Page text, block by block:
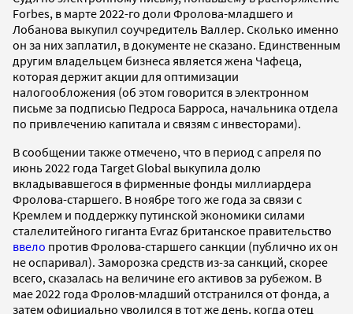
Forbes, в марте 2022-го доли Фролова-младшего и
Лобанова выкупил соучредитель Валлер. Сколько именно
он за них заплатил, в документе не сказано. Единственным
другим владельцем бизнеса является жена Чафеца,
которая держит акции для оптимизации
налогообложения (об этом говорится в электронном
письме за подписью Педроса Барроса, начальника отдела
по привлечению капитала и связям с инвесторами).
В сообщении также отмечено, что в период с апреля по
июнь 2022 года Target Global выкупила долю
вкладывавшегося в фирменные фонды миллиардера
Фролова-старшего. В ноябре того же года за связи с
Кремлем и поддержку путинской экономики силами
сталелитейного гиганта Evraz британское правительство
ввело против Фролова-старшего санкции (публично их он
не оспаривал). Заморозка средств из-за санкций, скорее
всего, сказалась на величине его активов за рубежом. В
мае 2022 года Фролов-младший отстранился от фонда, а
затем официально уволился в тот же день, когда отец